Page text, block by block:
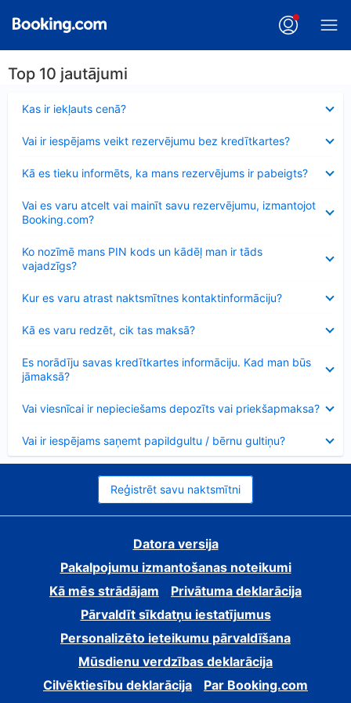
Top 10 jautājumi
Kas ir iekļauts cenā?
Vai ir iespējams veikt rezervējumu bez kredītkartes?
Kā es tieku informēts, ka mans rezervējums ir pabeigts?
Vai es varu atcelt vai mainīt savu rezervējumu, izmantojot
Booking.com?
Ko nozīmē mans PIN kods un kādēļ man ir tāds
vajadzīgs?
Kur es varu atrast naktsmītnes kontaktinformāciju?
Kā es varu redzēt, cik tas maksā?
Es norādīju savas kredītkartes informāciju. Kad man būs
jāmaksā?
Vai viesnīcai ir nepieciešams depozīts vai priekšapmaksa?
Vai ir iespējams saņemt papildgultu / bērnu gultiņu?
Reģistrēt savu naktsmītni
Datora versija
Pakalpojumu izmantošanas noteikumi
Kā mēs strādājam
Privātuma deklarācija
Pārvaldīt sīkdatņu iestatījumus
Personalizēto ieteikumu pārvaldīšana
Mūsdienu verdzības deklarācija
Cilvēktiesību deklarācija
Par Booking.com